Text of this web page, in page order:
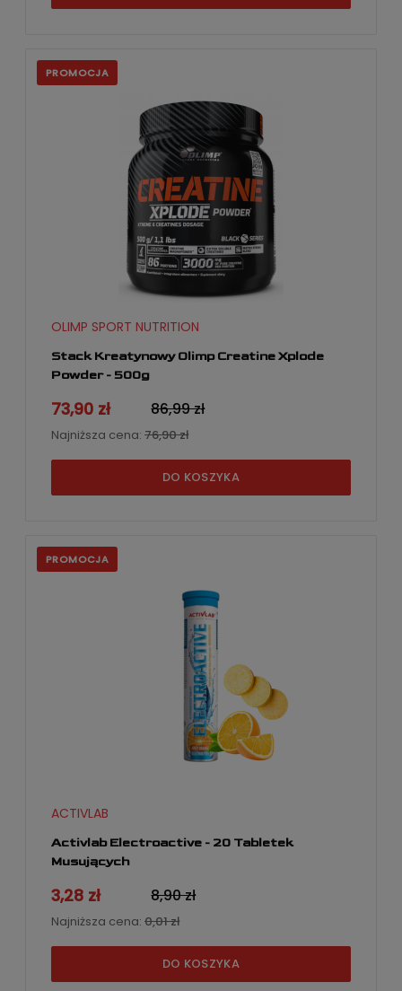
Stack Kreatynowy Olimp Creatine Xplode
Powder - 500g
OLIMP SPORT NUTRITION
73,90 zł 86,99 zł
Najniższa cena: 76,90 zł
DO KOSZYKA
PROMOCJA
Activlab Electroactive - 20 Tabletek
Musujących
ACTIVLAB
3,28 zł 8,90 zł
Najniższa cena: 0,01 zł
DO KOSZYKA
PROMOCJA